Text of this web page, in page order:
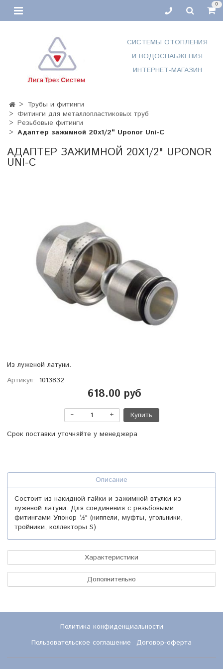
0
СИСТЕМЫ ОТОПЛЕНИЯ
И ВОДОСНАБЖЕНИЯ
ИНТЕРНЕТ-МАГАЗИН
Трубы и фитинги
Фитинги для металлопластиковых труб
Резьбовые фитинги
Адаптер зажимной 20х1/2" Uponor Uni-C
АДАПТЕР ЗАЖИМНОЙ 20Х1/2" UPONOR
UNI-C
Из луженой латуни.
Артикул: 1013832
618.00 руб
Купить
Срок поставки уточняйте у менеджера
Описание
Состоит из накидной гайки и зажимной втулки из
луженой латуни. Для соединения с резьбовыми
фитингами Упонор ½" (ниппели, муфты, угольники,
тройники, коллекторы S)
Характеристики
Дополнительно
Политика конфиденциальности
Пользовательское соглашение
Договор-оферта